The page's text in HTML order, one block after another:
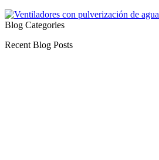
Blog Categories
Recent Blog Posts